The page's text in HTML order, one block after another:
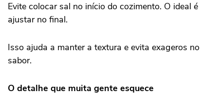
Evite colocar sal no início do cozimento. O ideal é
ajustar no final.
Isso ajuda a manter a textura e evita exageros no
sabor.
O detalhe que muita gente esquece